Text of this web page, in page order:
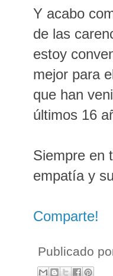
Y acabo
de las
estoy
mejor para
que han
últimos 16
Siempre en
empatía y
Comparte!
Publicado